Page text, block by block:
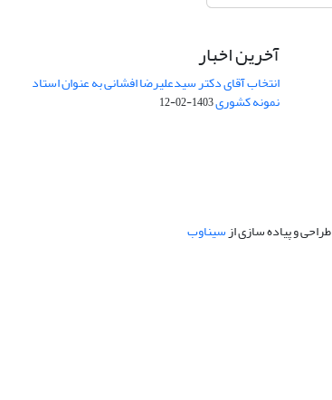
آخرین اخبار
انتخاب آقای دکتر سیدعلیرضا افشانی به عنوان استاد
نمونه کشوری1403-02-12
طراحی و پیاده سازی ازسیناوب